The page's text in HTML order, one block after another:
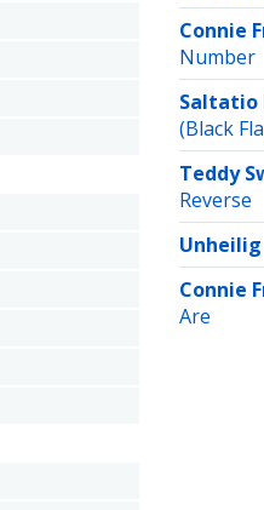
Connie
Number
Saltatio
(Black
Teddy
Reverse
Unheilig
Connie
Are